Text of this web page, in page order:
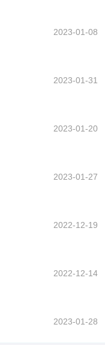
2023-01-08
2023-01-31
2023-01-20
2023-01-27
2022-12-19
2022-12-14
2023-01-28